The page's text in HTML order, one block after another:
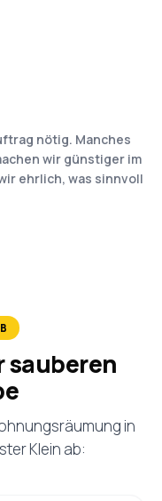
nötig. Manches
wir günstiger im
ehrlich, was sinnvoll
sauberen
in
Klein ab: